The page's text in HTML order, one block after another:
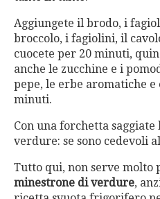
Aggiungete il brodo, i
broccolo, i fagiolini, il
cuocete per 20 minuti,
anche le zucchine e i
pepe, le erbe aromatiche
minuti.
Con una forchetta saggiate
verdure: se sono cedevoli
Tutto qui, non serve molto
minestrone di verdure,